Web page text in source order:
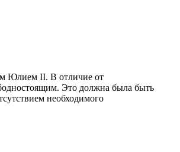
Юлием II. В отличие от
Это должна была быть
необходимого